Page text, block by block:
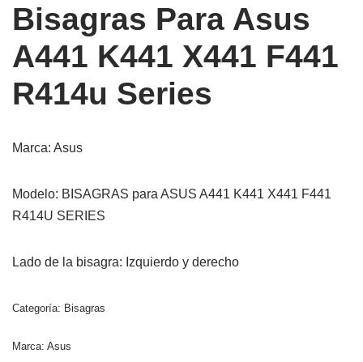
Bisagras Para Asus
A441 K441 X441 F441
R414u Series
Marca: Asus
Modelo: BISAGRAS para ASUS A441 K441 X441 F441
R414U SERIES
Lado de la bisagra: Izquierdo y derecho
Categoría: Bisagras
Marca: Asus